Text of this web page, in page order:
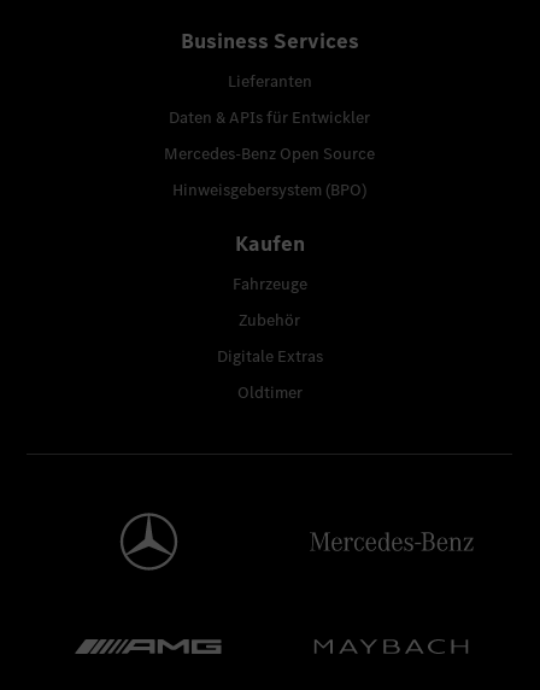
Business Services
Lieferanten
Daten & APIs für Entwickler
Mercedes-Benz Open Source
Hinweisgebersystem (BPO)
Kaufen
Fahrzeuge
Zubehör
Digitale Extras
Oldtimer